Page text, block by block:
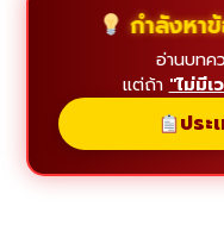
กำลังหา
อ่านบทค
แต่ถ้า "ไม่มีเ
ประ